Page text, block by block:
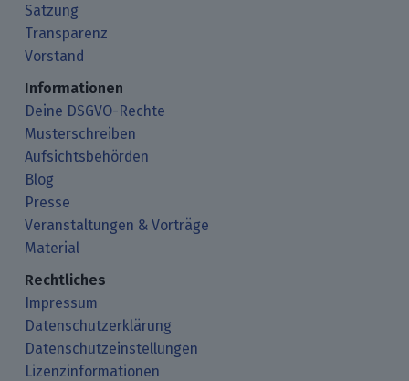
Satzung
Transparenz
Vorstand
Informationen
Deine DSGVO-Rechte
Musterschreiben
Aufsichtsbehörden
Blog
Presse
Veranstaltungen & Vorträge
Material
Rechtliches
Impressum
Datenschutzerklärung
Datenschutzeinstellungen
Lizenzinformationen